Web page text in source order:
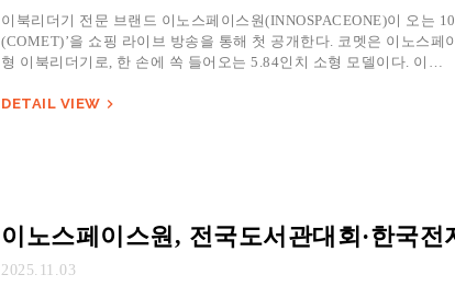
이북리더기 전문 브랜드 이노스페이스원(INNOSPACEONE)이 오는
(COMET)’을 쇼핑 라이브 방송을 통해 첫 공개한다. 코멧은 이노스페
형 이북리더기로, 한 손에 쏙 들어오는 5.84인치 소형 모델이다. 이…
DETAIL VIEW 
이노스페이스원, 전국도서관대회·한국
2025.11.03